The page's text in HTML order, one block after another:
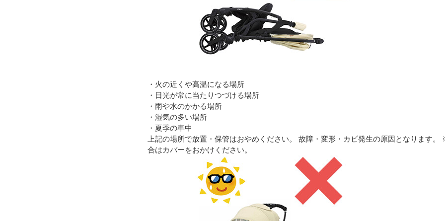
・火の近くや高温になる場所
・日光が常に当たりつづける場所
・雨や水のかかる場所
・湿気の多い場所
・夏季の車中
上記の場所で放置・保管はおやめください。 故障・変形・カビ発生の原因となります
合はカバーをおかけください。